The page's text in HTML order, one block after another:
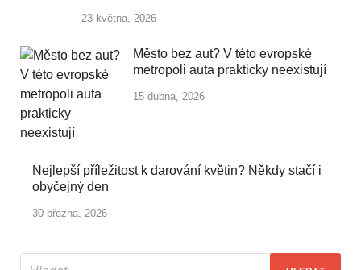
23 května, 2026
Město bez aut? V této evropské
metropoli auta prakticky neexistují
15 dubna, 2026
Nejlepší příležitost k darování květin? Někdy stačí i
obyčejný den
30 března, 2026